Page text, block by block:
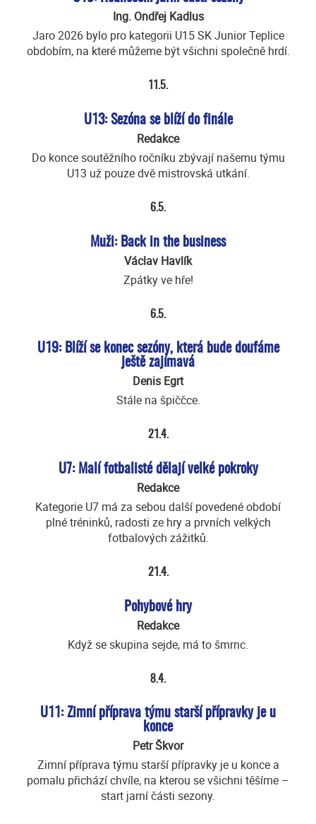
Ing. Ondřej Kadlus
Jaro 2026 bylo pro kategorii U15 SK Junior Teplice
obdobím, na které můžeme být všichni společně hrdí.
11.5.
U13: Sezóna se blíží do finále
Redakce
Do konce soutěžního ročníku zbývají našemu týmu
U13 už pouze dvě mistrovská utkání.
6.5.
Muži: Back in the business
Václav Havlík
Zpátky ve hře!
6.5.
U19: Blíží se konec sezóny, která bude doufáme
ještě zajímavá
Denis Egrt
Stále na špiččce.
21.4.
U7: Malí fotbalisté dělají velké pokroky
Redakce
Kategorie U7 má za sebou další povedené období
plné tréninků, radosti ze hry a prvních velkých
fotbalových zážitků.
21.4.
Pohybové hry
Redakce
Když se skupina sejde, má to šmrnc.
8.4.
U11: Zimní příprava týmu starší přípravky je u
konce
Petr Škvor
Zimní příprava týmu starší přípravky je u konce a
pomalu přichází chvíle, na kterou se všichni těšíme –
start jarní části sezony.